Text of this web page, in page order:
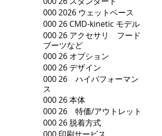
000 2026 ウェットベース
000 26 CMD-kinetic モデル
000 26 アクセサリ フード
ブーツなど
000 26 オプション
000 26 デザイン
000 26 ハイパフォーマン
ス
000 26 本体
000 26 特価/アウトレット
000 26 脱着方式